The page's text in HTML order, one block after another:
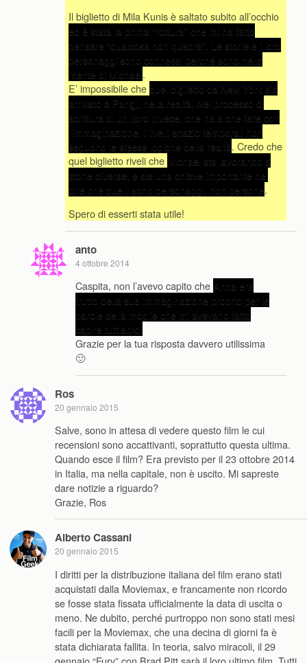
Il biglietto di Mila Kunis è saltato subito all’occhio
ed è stata la prima “rottura” che mi ha fatto
pensare “qualcosa non quadra”. Le storie e i loro
personaggi sono connessi perché sono nella
mente di Michael .
E’ impossibile che quel biglietto da New York sia
arrivato a Parigi, nella realtà. Nel processo di
scrittura di un libro invece, che ha a che fare con
l’immaginazione, i livelli spazio temporali non
seguono le stesse logiche della realtà. Credo che
quel biglietto riveli che
Michael sta lavorando a
storie diverse, e sia una chiave importante nel
dire che quelli sono personaggi, non persone.
Spero di esserti stata utile!
anto
4 ottobre 2014
Caspita, non l’avevo capito che Anna era
frutto della sua immaginazione proprio per le
parole della moglie che mi avevano fatto
capire tutt’altro.
Grazie per la tua risposta davvero utilissima
🙂
Ros
20 gennaio 2015
Salve, sono in attesa di vedere questo film le cui
recensioni sono accattivanti, soprattutto questa ultima.
Quando esce il film? Era previsto per il 23 ottobre 2014
in Italia, ma nella capitale, non è uscito. Mi sapreste
dare notizie a riguardo?
Grazie, Ros
Alberto Cassani
20 gennaio 2015
I diritti per la distribuzione italiana del film erano stati
acquistati dalla Moviemax, e francamente non ricordo
se fosse stata fissata ufficialmente la data di uscita o
meno. Ne dubito, perché purtroppo non sono stati mesi
facili per la Moviemax, che una decina di giorni fa è
stata dichiarata fallita. In teoria, salvo miracoli, il 29